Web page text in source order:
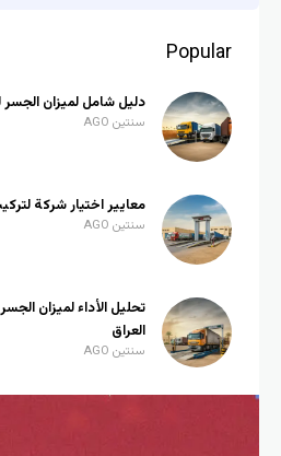
Popular
دليل شامل لميزان الجسر
سنتين AGO
معايير اختيار شركة
سنتين AGO
تحليل الأداء لميزان
العراق
سنتين AGO